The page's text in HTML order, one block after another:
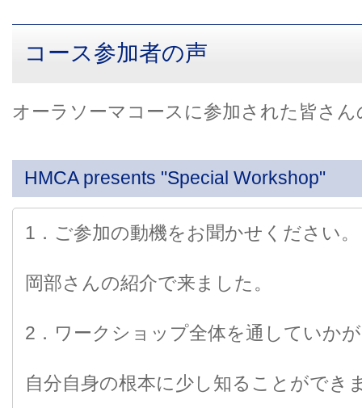
コース参加者の声
オーラソーマコースに参加された皆さ
HMCA presents "Special Workshop"
1．ご参加の動機をお聞かせください。
岡部さんの紹介で来ました。
2．ワークショップ全体を通していか
自分自身の根本に少し知ることができ